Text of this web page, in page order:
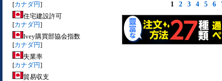
[カナダ円]
住宅建設許可
[カナダ円]
Ivey購買部協会指数
[カナダ円]
失業率
[カナダ円]
貿易収支
1 2 3 4 5 6